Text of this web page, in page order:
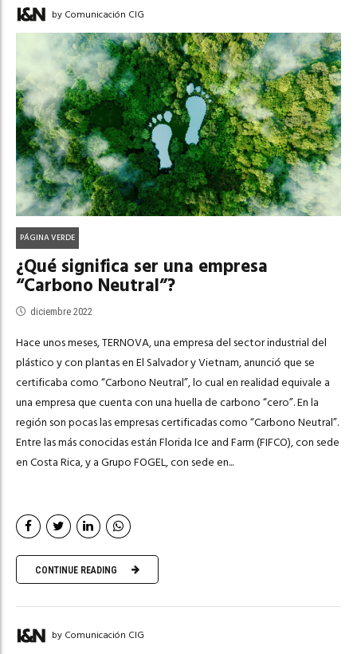
by Comunicación CIG
PÁGINA VERDE
¿Qué significa ser una empresa
“Carbono Neutral”?
diciembre 2022
Hace unos meses, TERNOVA, una empresa del sector industrial del
plástico y con plantas en El Salvador y Vietnam, anunció que se
certificaba como “Carbono Neutral”, lo cual en realidad equivale a
una empresa que cuenta con una huella de carbono “cero”. En la
región son pocas las empresas certificadas como “Carbono Neutral”.
Entre las más conocidas están Florida Ice and Farm (FIFCO), con sede
en Costa Rica, y a Grupo FOGEL, con sede en...
CONTINUE READING
by Comunicación CIG